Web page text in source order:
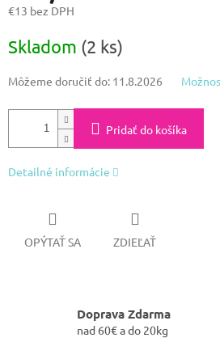
€13 bez DPH
cena:
Skladom (2 ks)
Môžeme doručiť do: 11.8.2026
Pridať do košíka
Detailné informácie
OPÝTAŤ SA ZDIEĽAŤ
Doprava Zdarma
nad 60€ a do 20kg